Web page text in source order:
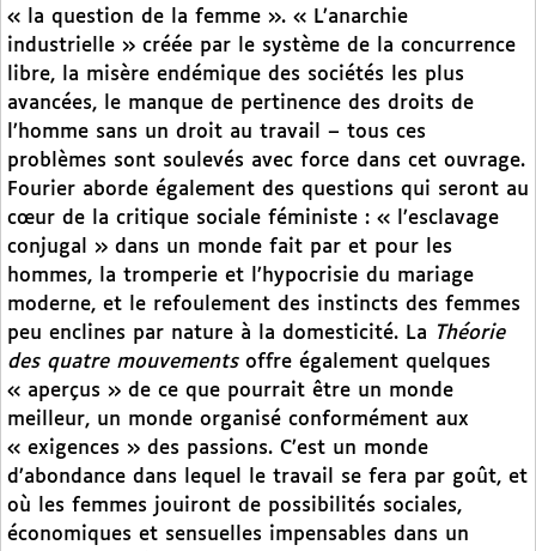
« la question de la femme ». « L’anarchie
industrielle » créée par le système de la concurrence
libre, la misère endémique des sociétés les plus
avancées, le manque de pertinence des droits de
l’homme sans un droit au travail – tous ces
problèmes sont soulevés avec force dans cet ouvrage.
Fourier aborde également des questions qui seront au
cœur de la critique sociale féministe : « l’esclavage
conjugal » dans un monde fait par et pour les
hommes, la tromperie et l’hypocrisie du mariage
moderne, et le refoulement des instincts des femmes
peu enclines par nature à la domesticité. La Théorie
des quatre mouvementsoffre également quelques
« aperçus » de ce que pourrait être un monde
meilleur, un monde organisé conformément aux
« exigences » des passions. C’est un monde
d’abondance dans lequel le travail se fera par goût, et
où les femmes jouiront de possibilités sociales,
économiques et sensuelles impensables dans un